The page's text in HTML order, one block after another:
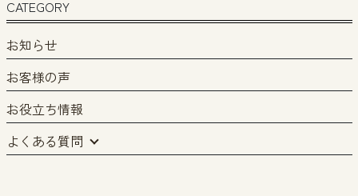
CATEGORY
お知らせ
お客様の声
お役立ち情報
よくある質問